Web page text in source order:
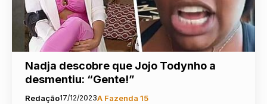
Nadja descobre que Jojo Todynho a
desmentiu: “Gente!”
Redação17/12/2023A Fazenda 15